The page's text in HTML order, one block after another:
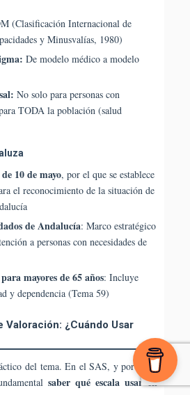
(Clasificación Internacional de
y Minusvalías, 1980)
De modelo médico a modelo
No solo para personas con
TODA la población (salud
10 de mayo, por el que se establece
el reconocimiento de la situación de
de Andalucía: Marco estratégico
a personas con necesidades de
mayores de 65 años: Incluye
y dependencia (Tema 59)
Valoración: ¿Cuándo Usar
del tema. En el SAS, y por tanto
saber qué escala usar en